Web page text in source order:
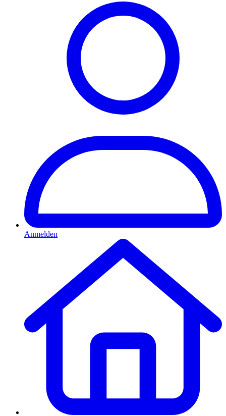
Anmelden